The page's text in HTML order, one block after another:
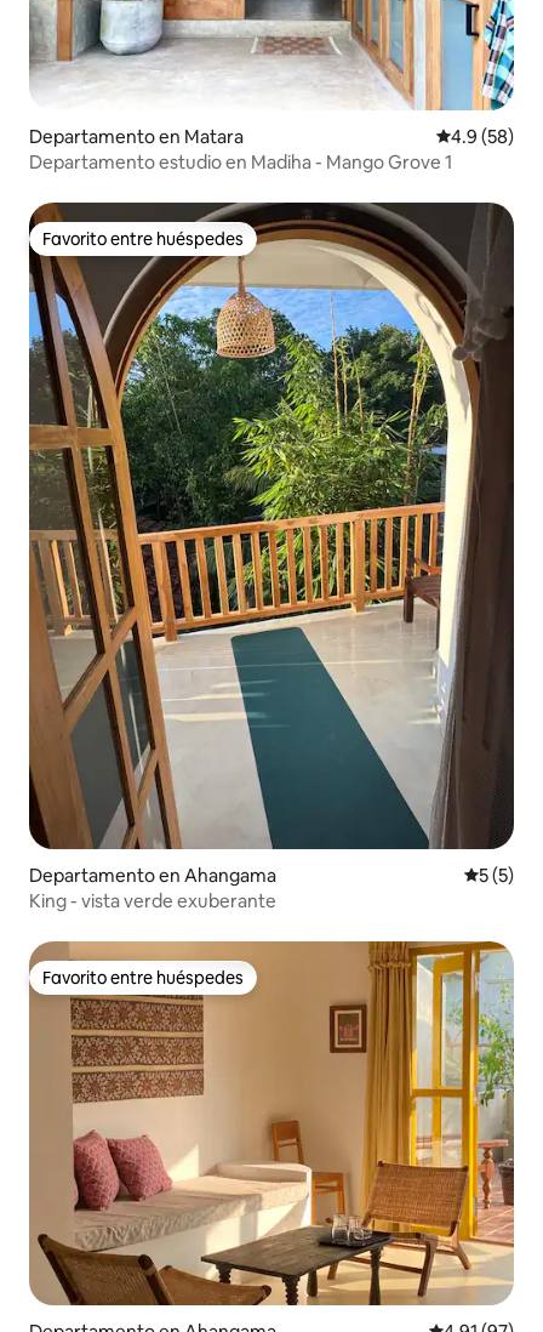
Departamento en Matara Calificación
4.9 (58)
Departamento estudio en Madiha - Mango Grove 1
Favorito entre huéspedes
Favorito entre huéspedes
Departamento en Ahangama
5 (5)
King - vista verde exuberante
Favorito entre huéspedes
Favorito entre huéspedes